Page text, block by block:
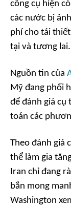
công cụ hiện
các nước bị
phí cho tái
tại và tương lai.
Nguồn tin của
Mỹ đang phối
để đánh giá cụ
toán các
Theo đánh giá
thể làm gia
Iran chỉ đang
bắn mong
Washington